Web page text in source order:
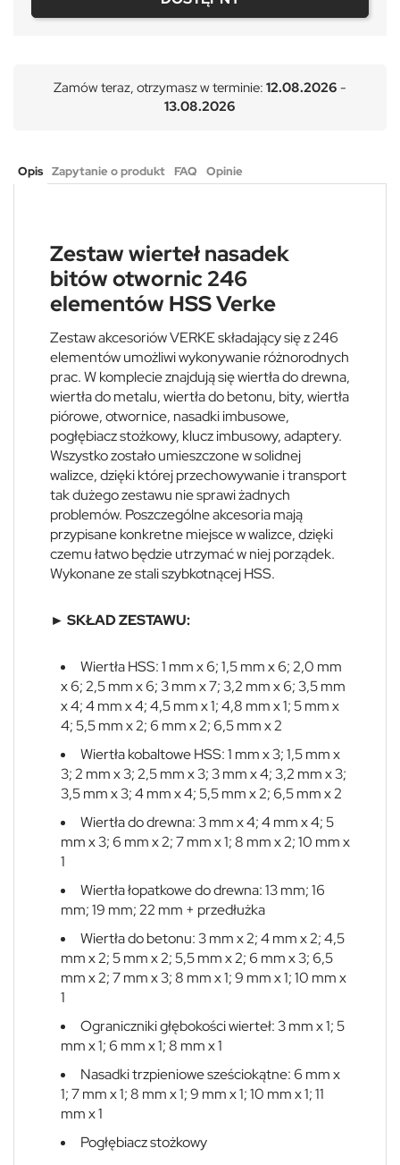
Zamów teraz, otrzymasz w terminie: 12.08.2026 -
13.08.2026
Opis Zapytanie o produkt FAQ Opinie
Zestaw wierteł nasadek
bitów otwornic 246
elementów HSS Verke
Zestaw akcesoriów VERKE składający się z 246
elementów umożliwi wykonywanie różnorodnych
prac. W komplecie znajdują się wiertła do drewna,
wiertła do metalu, wiertła do betonu, bity, wiertła
piórowe, otwornice, nasadki imbusowe,
pogłębiacz stożkowy, klucz imbusowy, adaptery.
Wszystko zostało umieszczone w solidnej
walizce, dzięki której przechowywanie i transport
tak dużego zestawu nie sprawi żadnych
problemów. Poszczególne akcesoria mają
przypisane konkretne miejsce w walizce, dzięki
czemu łatwo będzie utrzymać w niej porządek.
Wykonane ze stali szybkotnącej HSS.
► SKŁAD ZESTAWU:
Wiertła HSS: 1 mm x 6; 1,5 mm x 6; 2,0 mm
x 6; 2,5 mm x 6; 3 mm x 7; 3,2 mm x 6; 3,5 mm
x 4; 4 mm x 4; 4,5 mm x 1; 4,8 mm x 1; 5 mm x
4; 5,5 mm x 2; 6 mm x 2; 6,5 mm x 2
Wiertła kobaltowe HSS: 1 mm x 3; 1,5 mm x
3; 2 mm x 3; 2,5 mm x 3; 3 mm x 4; 3,2 mm x 3;
3,5 mm x 3; 4 mm x 4; 5,5 mm x 2; 6,5 mm x 2
Wiertła do drewna: 3 mm x 4; 4 mm x 4; 5
mm x 3; 6 mm x 2; 7 mm x 1; 8 mm x 2; 10 mm x
1
Wiertła łopatkowe do drewna: 13 mm; 16
mm; 19 mm; 22 mm + przedłużka
Wiertła do betonu: 3 mm x 2; 4 mm x 2; 4,5
mm x 2; 5 mm x 2; 5,5 mm x 2; 6 mm x 3; 6,5
mm x 2; 7 mm x 3; 8 mm x 1; 9 mm x 1; 10 mm x
1
Ograniczniki głębokości wierteł: 3 mm x 1; 5
mm x 1; 6 mm x 1; 8 mm x 1
Nasadki trzpieniowe sześciokątne: 6 mm x
1; 7 mm x 1; 8 mm x 1; 9 mm x 1; 10 mm x 1; 11
mm x 1
Pogłębiacz stożkowy